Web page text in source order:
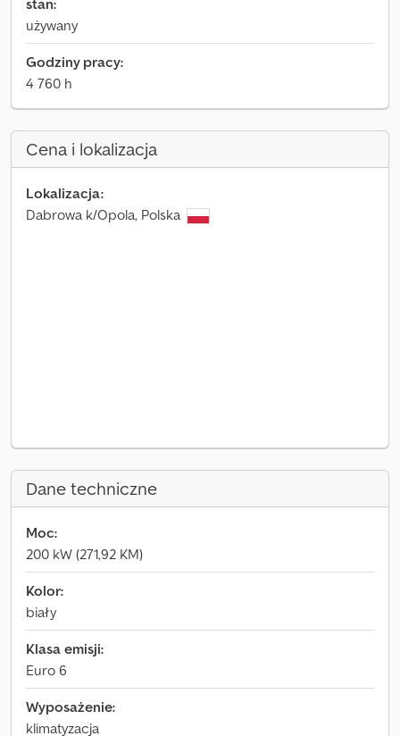
stan:
używany
Godziny pracy:
4 760 h
Cena i lokalizacja
Lokalizacja:
Dabrowa k/Opola, Polska
Dane techniczne
Moc:
200 kW (271,92 KM)
Kolor:
biały
Klasa emisji:
Euro 6
Wyposażenie:
klimatyzacja